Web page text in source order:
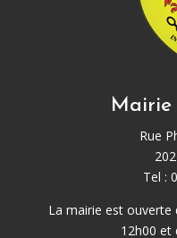
Mairie
Rue
Tel :
La mairie est ouverte
12h00 et